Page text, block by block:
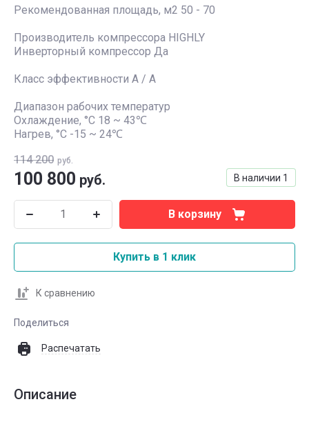
Рекомендованная площадь, м2 50 - 70
Производитель компрессора HIGHLY
Инверторный компрессор Да
Класс эффективности A / A
Диапазон рабочих температур
Охлаждение, °С 18 ~ 43℃
Нагрев, °С -15 ~ 24℃
В наличии 1
114 200 руб.
100 800 руб.
В корзину
Купить в 1 клик
К сравнению
Поделиться
Распечатать
Описание